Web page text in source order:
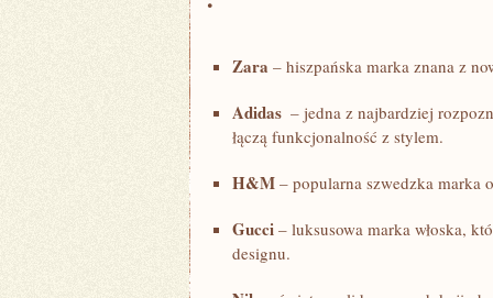
Zara – hiszpańska marka znana z
Adidas – jedna z najbardziej
łączą⁢ funkcjonalność‍ z‌ stylem.
H&M – popularna szwedzka marka
Gucci – luksusowa marka włoska,
designu.